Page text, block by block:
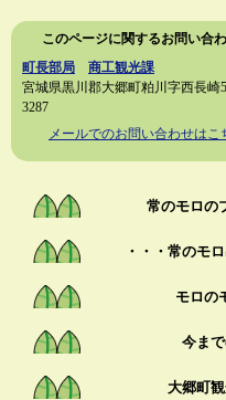
このページに関するお問い合
町長部局
商工観光課
宮城県黒川郡大郷町粕川字西長崎
3287
メールでのお問い合わせはこ
常のモロの
・・・常のモ
モロの
今ま
大郷町